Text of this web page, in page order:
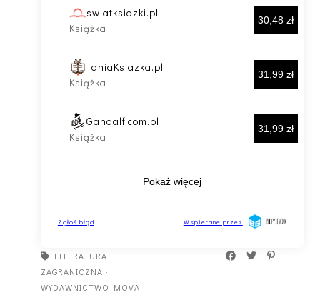
LITERATURA
ZAGRANICZNA ·
WYDAWNICTWO MOVA